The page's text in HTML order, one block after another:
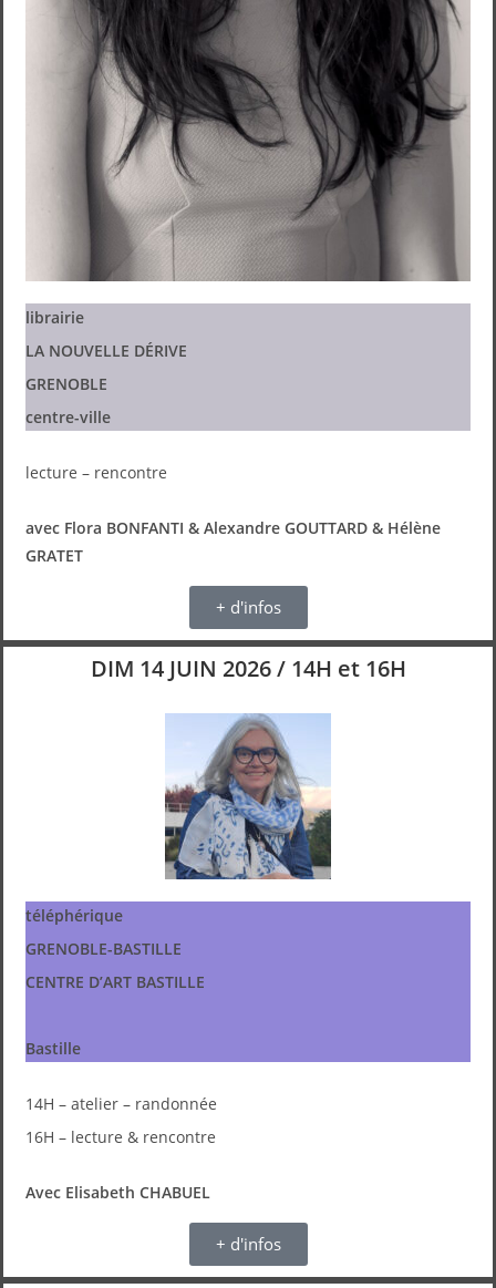
librairie
LA NOUVELLE DÉRIVE
GRENOBLE
centre-ville
lecture – rencontre
avec Flora BONFANTI & Alexandre GOUTTARD & Hélène
GRATET
+ d'infos
DIM 14 JUIN 2026 / 14H et 16H
téléphérique
GRENOBLE-BASTILLE
CENTRE D’ART BASTILLE
Bastille
14H – atelier – randonnée
16H – lecture & rencontre
Avec Elisabeth CHABUEL
+ d'infos